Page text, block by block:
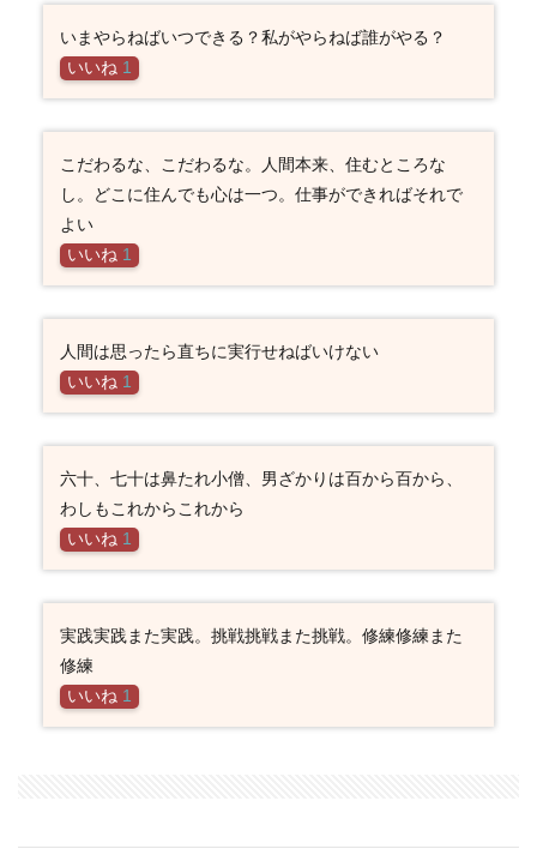
いまやらねばいつできる？私がやらねば誰がやる？
いいね 1
こだわるな、こだわるな。人間本来、住むところな
し。どこに住んでも心は一つ。仕事ができればそれで
よい
いいね 1
人間は思ったら直ちに実行せねばいけない
いいね 1
六十、七十は鼻たれ小僧、男ざかりは百から百から、
わしもこれからこれから
いいね 1
実践実践また実践。挑戦挑戦また挑戦。修練修練また
修練
いいね 1